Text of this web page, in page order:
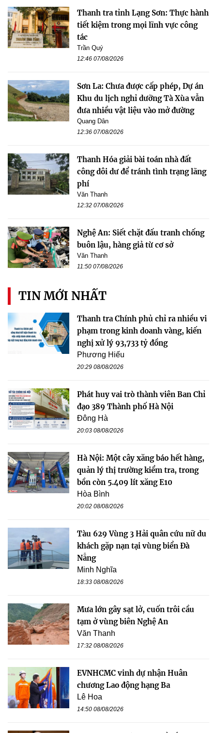
Thanh tra tỉnh Lạng Sơn: Thực hành
tiết kiệm trong mọi lĩnh vực công
tác
Trần Quý
12:46 07/08/2026
Sơn La: Chưa được cấp phép, Dự án
Khu du lịch nghỉ dưỡng Tà Xùa vẫn
đưa nhiều vật liệu vào mở đường
Quang Dân
12:36 07/08/2026
Thanh Hóa giải bài toán nhà đất
công dôi dư để tránh tình trạng lãng
phí
Văn Thanh
12:32 07/08/2026
Nghệ An: Siết chặt đấu tranh chống
buôn lậu, hàng giả từ cơ sở
Văn Thanh
11:50 07/08/2026
TIN MỚI NHẤT
Thanh tra Chính phủ chỉ ra nhiều vi
phạm trong kinh doanh vàng, kiến
nghị xử lý 93,733 tỷ đồng
Phương Hiếu
20:29 08/08/2026
Phát huy vai trò thành viên Ban Chỉ
đạo 389 Thành phố Hà Nội
Đông Hà
20:03 08/08/2026
Hà Nội: Một cây xăng báo hết hàng,
quản lý thị trường kiểm tra, trong
bồn còn 5.409 lít xăng E10
Hòa Bình
20:02 08/08/2026
Tàu 629 Vùng 3 Hải quân cứu nữ du
khách gặp nạn tại vùng biển Đà
Nẵng
Minh Nghĩa
18:33 08/08/2026
Mưa lớn gây sạt lở, cuốn trôi cầu
tạm ở vùng biên Nghệ An
Văn Thanh
17:32 08/08/2026
EVNHCMC vinh dự nhận Huân
chương Lao động hạng Ba
Lê Hoa
14:50 08/08/2026